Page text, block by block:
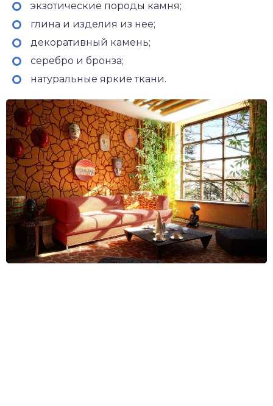
экзотические породы камня;
глина и изделия из нее;
декоративный камень;
серебро и бронза;
натуральные яркие ткани.